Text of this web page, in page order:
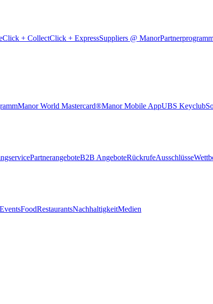
Click + CollectClick + ExpressSuppliers @ Manor
Manor World Mastercard®Manor Mobile AppUBS Keyclub
PartnerangeboteB2B AngeboteRückrufeAusschlüsse
EventsFoodRestaurantsNachhaltigkeitMedien